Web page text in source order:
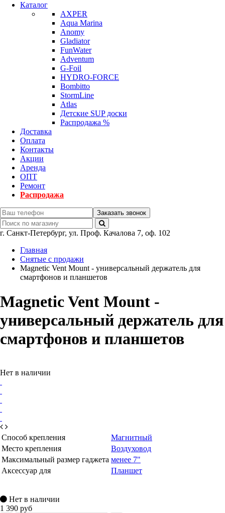
Каталог
AXPER
Aqua Marina
Anomy
Gladiator
FunWater
Adventum
G-Foil
HYDRO-FORCE
Bombitto
StormLine
Atlas
Детские SUP доски
Распродажа %
Доставка
Оплата
Контакты
Акции
Аренда
ОПТ
Ремонт
Распродажа
Заказать звонок
г. Санкт-Петербург, ул. Проф. Качалова 7, оф. 102
Главная
Снятые с продажи
Magnetic Vent Mount - универсальный держатель для
смартфонов и планшетов
Magnetic Vent Mount -
универсальный держатель для
смартфонов и планшетов
Нет в наличии
Способ крепления
Магнитный
Место крепления
Воздуховод
Максимальный размер гаджета менее 7"
Аксессуар для
Планшет
Нет в наличии
1 390 руб